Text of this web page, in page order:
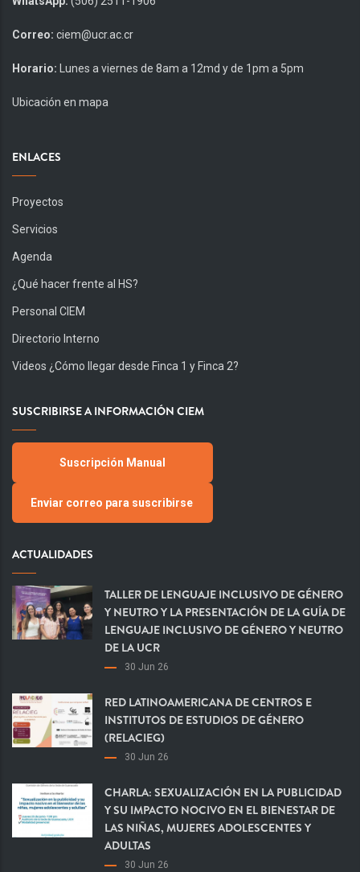
Correo: ciem@ucr.ac.cr
Horario: Lunes a viernes de 8am a 12md y de 1pm a 5pm
Ubicación en mapa
ENLACES
Proyectos
Servicios
Agenda
¿Qué hacer frente al HS?
Personal CIEM
Directorio Interno
Videos ¿Cómo llegar desde Finca 1 y Finca 2?
SUSCRIBIRSE A INFORMACIÓN CIEM
Suscripción Manual
Enviar correo para suscribirse
ACTUALIDADES
TALLER DE LENGUAJE INCLUSIVO DE GÉNERO
Y NEUTRO Y LA PRESENTACIÓN DE LA GUÍA DE
LENGUAJE INCLUSIVO DE GÉNERO Y NEUTRO
DE LA UCR
30 Jun 26
RED LATINOAMERICANA DE CENTROS E
INSTITUTOS DE ESTUDIOS DE GÉNERO
(RELACIEG)
30 Jun 26
CHARLA: SEXUALIZACIÓN EN LA PUBLICIDAD
Y SU IMPACTO NOCIVO EN EL BIENESTAR DE
LAS NIÑAS, MUJERES ADOLESCENTES Y
ADULTAS
30 Jun 26